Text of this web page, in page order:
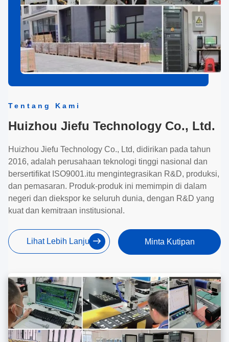
Tentang Kami
Huizhou Jiefu Technology Co., Ltd.
Huizhou Jiefu Technology Co., Ltd, didirikan pada tahun
2016, adalah perusahaan teknologi tinggi nasional dan
bersertifikat ISO9001.itu mengintegrasikan R&D, produksi,
dan pemasaran. Produk-produk ini memimpin di dalam
negeri dan diekspor ke seluruh dunia, dengan R&D yang
kuat dan kemitraan institusional.
Lihat Lebih Lanjut Minta Kutipan